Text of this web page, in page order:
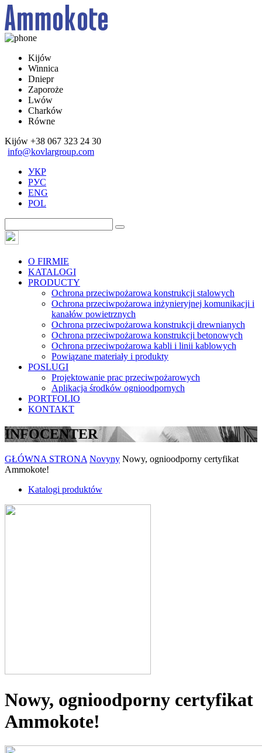
Kijów
Winnica
Dniepr
Zaporoże
Lwów
Charków
Równe
Kijów +38 067 323 24 30
info@kovlargroup.com
УКР
РУС
ENG
POL
O FIRMIE
KATALOGI
PRODUCTY
Ochrona przeciwpożarowa konstrukcji stalowych
Ochrona przeciwpożarowa inżynieryjnej komunikacji i
kanałów powietrznych
Ochrona przeciwpożarowa konstrukcji drewnianych
Ochrona przeciwpożarowa konstrukcji betonowych
Ochrona przeciwpożarowa kabli i linii kablowych
Powiązane materiały i produkty
POSLUGI
Projektowanie prac przeciwpożarowych
Aplikacja środków ognioodpornych
PORTFOLIO
KONTAKT
INFOCENTER
GŁÓWNA STRONA Novyny Nowy, ognioodporny certyfikat
Ammokote!
Katalogi produktów
Nowy, ognioodporny certyfikat
Ammokote!